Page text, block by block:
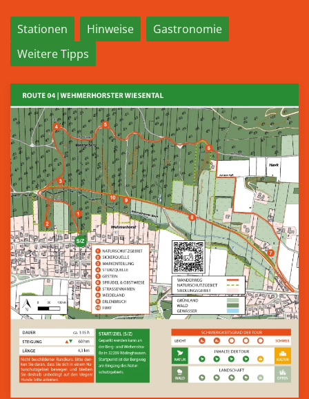
Stationen Hinweise
Gastronomie
Weitere Tipps